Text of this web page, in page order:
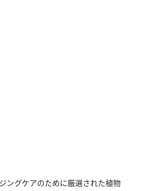
ングケアのために厳選された植物